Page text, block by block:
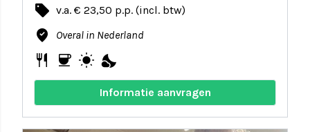
local_offer v.a. € 23,50 p.p. (incl. btw)
where_to_vote Overal in Nederland
restaurant coffee wb_sunny nights_stay
Informatie aanvragen